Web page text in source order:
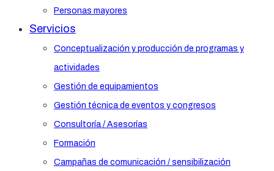
Personas mayores
Servicios
Conceptualización y producción de programas y
actividades
Gestión de equipamientos
Gestión técnica de eventos y congresos
Consultoría / Asesorías
Formación
Campañas de comunicación / sensibilización